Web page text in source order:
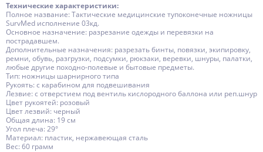
Технические характеристики:
Полное название: Тактические медицинские тупоконечные ножницы
SurvMed исполнение 03кд.
Основное назначение: разрезание одежды и перевязки на
пострадавшем.
Дополнительные назначения: разрезать бинты, повязки, экипировку,
ремни, обувь, разгрузки, подсумки, рюкзаки, веревки, шнуры, палатки,
любые другие походно-полевые и бытовые предметы.
Тип: ножницы шарнирного типа
Рукоять: с карабином для подвешивания
Лезвие: с отверстием под вентиль кислородного баллона или реп.шнур
Цвет рукоятей: розовый
Цвет лезвий: черный
Общая длина: 19 см
Угол плеча: 29°
Материал: пластик, нержавеющая сталь
Вес: 60 грамм